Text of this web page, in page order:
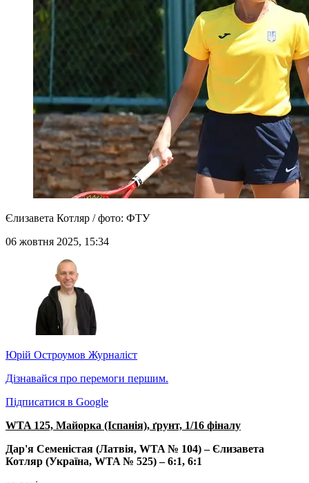
Єлизавета Котляр / фото: ФТУ
06 жовтня 2025, 15:34
Юрій Остроумов Журналіст
Дізнавайся про перемоги першим.
Підписатися в Google
WTA 125, Майорка (Іспанія), ґрунт, 1/16 фіналу
Дар'я Семеністая (Латвія, WTA № 104) – Єлизавета
Котляр (Україна, WTA № 525) – 6:1, 6:1